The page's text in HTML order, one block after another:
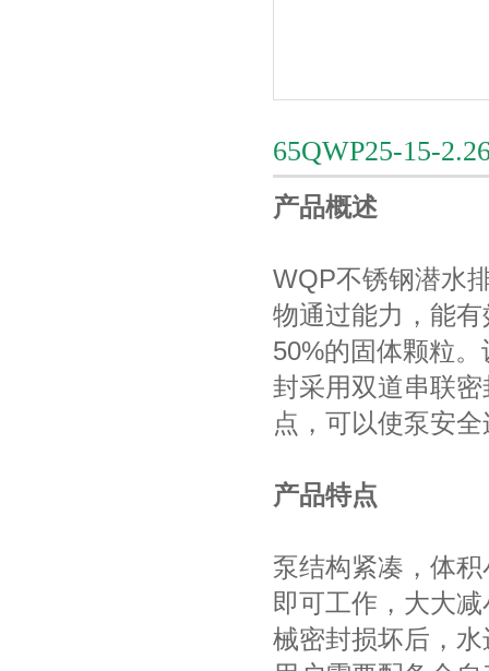
65QWP25-15-
产品概述
WQP不锈钢潜水
物通过能力，能
50%的固体颗粒
封采用双道串联
点，可以使泵安
产品特点
泵结构紧凑，体
即可工作，大大
械密封损坏后，